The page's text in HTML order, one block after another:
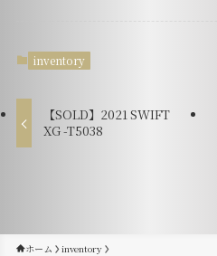
inventory
【SOLD】2021 SWIFT
XG -T5038
ホーム inventory